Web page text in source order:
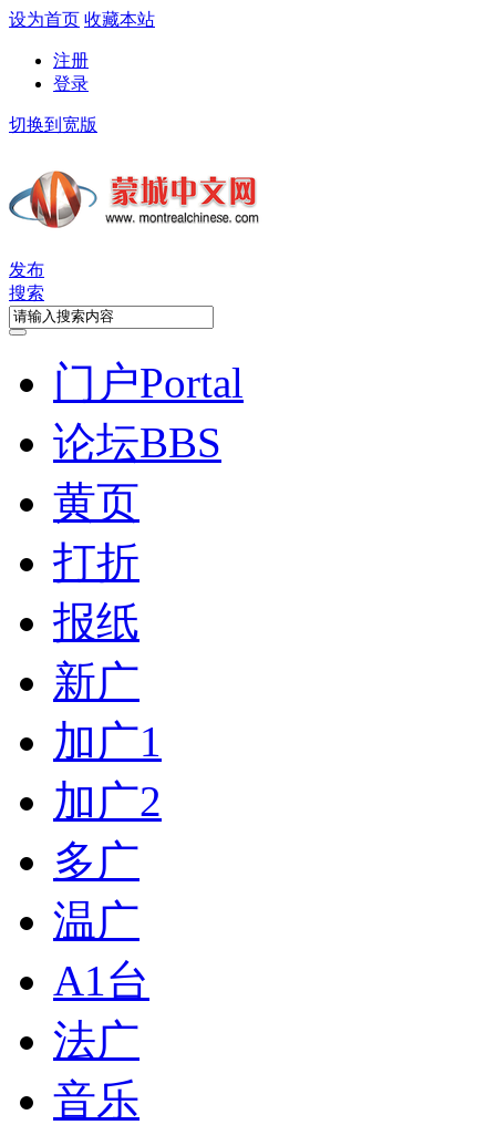
设为首页 收藏本站
注册
登录
切换到宽版
发布
搜索
门户Portal
论坛BBS
黄页
打折
报纸
新广
加广1
加广2
多广
温广
A1台
法广
音乐